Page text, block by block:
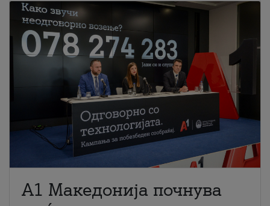
A1 Македонија почнува